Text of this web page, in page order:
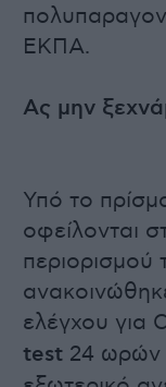
ΕΚΠΑ.
Ας μην
Υπό το
οφείλονται
ελέγχου για
test 24 ωρών